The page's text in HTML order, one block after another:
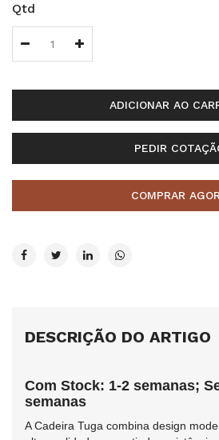
Qtd
ADICIONAR AO
PEDIR
COMPRAR
DESCRIÇÃO DO ARTIGO
Com Stock: 1-2 semanas;
semanas
A Cadeira Tuga combina design